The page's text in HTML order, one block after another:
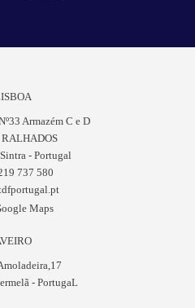
Armazém C e D
RALHADOS
- Portugal
737 580
Maps
- PortugaL